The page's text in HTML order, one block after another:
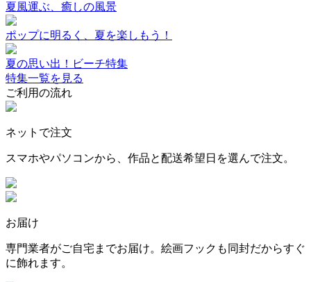
夏風運ぶ、癒しの風景
ポップに明るく、夏を楽しもう！
夏の思い出！ビーチ特集
特集一覧を見る
ご利用の流れ
ネットで注文
スマホやパソコンから、作品と配送希望日を選んで注文。
お届け
専門業者がご自宅までお届け。絵画フックも同封だからすぐ
に飾れます。